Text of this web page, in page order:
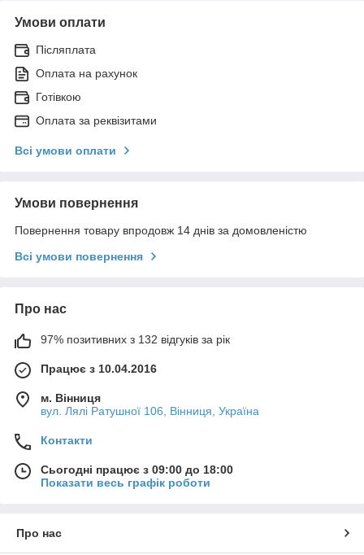
Умови оплати
Післяплата
Оплата на рахунок
Готівкою
Оплата за реквізитами
Всі умови оплати
Умови повернення
Повернення товару впродовж 14 днів за домовленістю
Всі умови повернення
Про нас
97% позитивних з 132 відгуків за рік
Працює з 10.04.2016
м. Вінниця
вул. Лялі Ратушної 106, Вінниця, Україна
Контакти
Сьогодні працює з 09:00 до 18:00
Показати весь графік роботи
Про нас